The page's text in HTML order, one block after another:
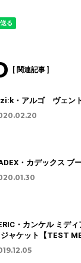
[ 関連記事 ]
・アルゴ ヴェン
・カデックス ブ
・カンケル ミデ
ャケット【TEST ME